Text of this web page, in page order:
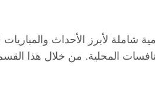
شاملة لأبرز الأحداث
المحلية. من خلال هذا